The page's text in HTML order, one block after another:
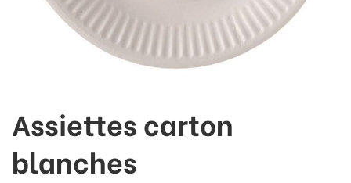
Assiettes carton
blanches